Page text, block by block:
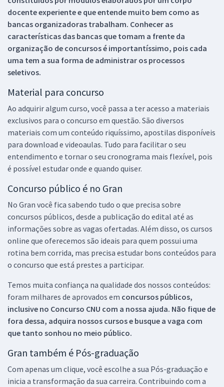
docente experiente e que entende muito bem como as
bancas organizadoras trabalham. Conhecer as
características das bancas que tomam a frente da
organização de concursos é importantíssimo, pois cada
uma tem a sua forma de administrar os processos
seletivos.
Material para concurso
Ao adquirir algum curso, você passa a ter acesso a materiais
exclusivos para o concurso em questão. São diversos
materiais com um conteúdo riquíssimo, apostilas disponíveis
para download e videoaulas. Tudo para facilitar o seu
entendimento e tornar o seu cronograma mais flexível, pois
é possível estudar onde e quando quiser.
Concurso público é no Gran
No Gran você fica sabendo tudo o que precisa sobre
concursos públicos, desde a publicação do edital até as
informações sobre as vagas ofertadas. Além disso, os cursos
online que oferecemos são ideais para quem possui uma
rotina bem corrida, mas precisa estudar bons conteúdos para
o concurso que está prestes a participar.
Temos muita confiança na qualidade dos nossos conteúdos:
foram milhares de aprovados em concursos públicos,
inclusive no Concurso CNU com a nossa ajuda. Não fique de
fora dessa, adquira nossos cursos e busque a vaga com
que tanto sonhou no meio público.
Gran também é Pós-graduação
Com apenas um clique, você escolhe a sua Pós-graduação e
inicia a transformação da sua carreira. Contribuindo com a